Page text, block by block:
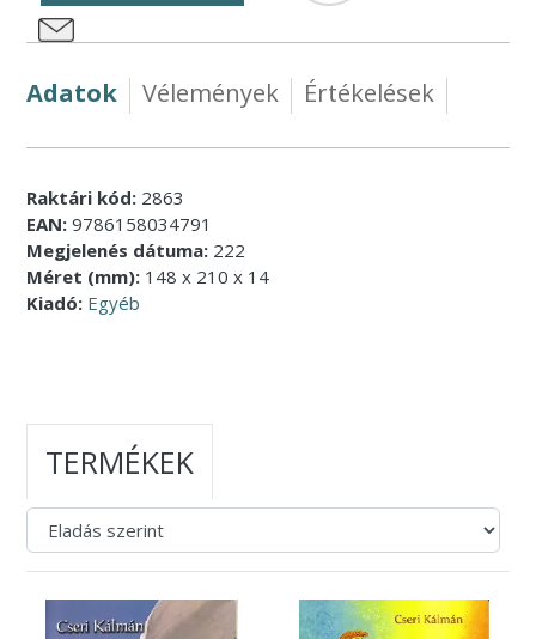
Adatok Vélemények Értékelések
Raktári kód: 2863
EAN: 9786158034791
Megjelenés dátuma: 222
Méret (mm): 148 x 210 x 14
Kiadó: Egyéb
TERMÉKEK